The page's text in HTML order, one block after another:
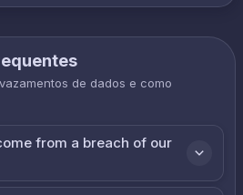
de dados e como
from a breach of our